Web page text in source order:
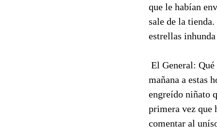
que le habían
sale de la
estrellas
 El General:
mañana a estas
engreído niñato
primera vez que
comentar al